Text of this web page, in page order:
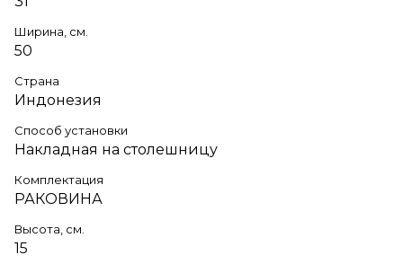
Ширина, см.
50
Страна
Индонезия
Способ установки
Накладная на столешницу
Комплектация
РАКОВИНА
Высота, см.
15